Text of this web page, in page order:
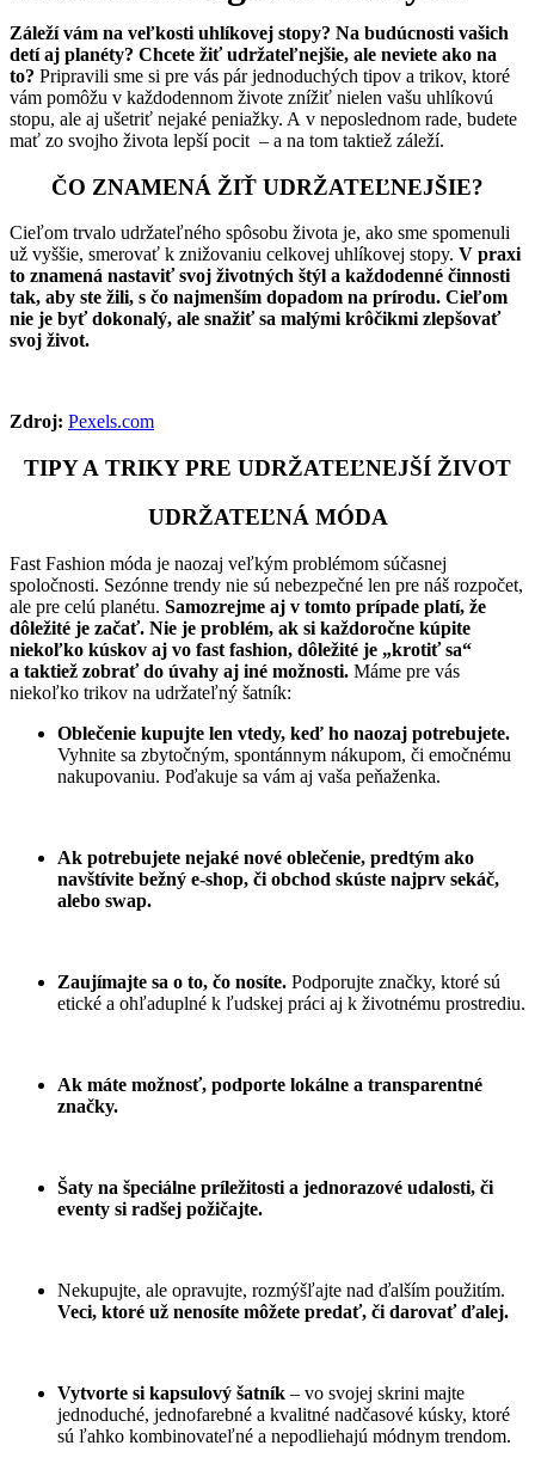
Záleží vám na veľkosti uhlíkovej stopy? Na budúcnosti vašich
detí aj planéty? Chcete žiť udržateľnejšie, ale neviete ako na
to? Pripravili sme si pre vás pár jednoduchých tipov a trikov, ktoré
vám pomôžu v každodennom živote znížiť nielen vašu uhlíkovú
stopu, ale aj ušetriť nejaké peniažky. A v neposlednom rade, budete
mať zo svojho života lepší pocit – a na tom taktiež záleží.
ČO ZNAMENÁ ŽIŤ UDRŽATEĽNEJŠIE?
Cieľom trvalo udržateľného spôsobu života je, ako sme spomenuli
už vyššie, smerovať k znižovaniu celkovej uhlíkovej stopy. V praxi
to znamená nastaviť svoj životných štýl a každodenné činnosti
tak, aby ste žili, s čo najmenším dopadom na prírodu. Cieľom
nie je byť dokonalý, ale snažiť sa malými krôčikmi zlepšovať
svoj život.
Zdroj: Pexels.com
TIPY A TRIKY PRE UDRŽATEĽNEJŠÍ ŽIVOT
UDRŽATEĽNÁ MÓDA
Fast Fashion móda je naozaj veľkým problémom súčasnej
spoločnosti. Sezónne trendy nie sú nebezpečné len pre náš rozpočet,
ale pre celú planétu. Samozrejme aj v tomto prípade platí, že
dôležité je začať. Nie je problém, ak si každoročne kúpite
niekoľko kúskov aj vo fast fashion, dôležité je „krotiť sa“
a taktiež zobrať do úvahy aj iné možnosti. Máme pre vás
niekoľko trikov na udržateľný šatník:
Oblečenie kupujte len vtedy, keď ho naozaj potrebujete.
Vyhnite sa zbytočným, spontánnym nákupom, či emočnému
nakupovaniu. Poďakuje sa vám aj vaša peňaženka.
Ak potrebujete nejaké nové oblečenie, predtým ako
navštívite bežný e-shop, či obchod skúste najprv sekáč,
alebo swap.
Zaujímajte sa o to, čo nosíte. Podporujte značky, ktoré sú
etické a ohľaduplné k ľudskej práci aj k životnému prostrediu.
Ak máte možnosť, podporte lokálne a transparentné
značky.
Šaty na špeciálne príležitosti a jednorazové udalosti, či
eventy si radšej požičajte.
Nekupujte, ale opravujte, rozmýšľajte nad ďalším použitím.
Veci, ktoré už nenosíte môžete predať, či darovať ďalej.
Vytvorte si kapsulový šatník – vo svojej skrini majte
jednoduché, jednofarebné a kvalitné nadčasové kúsky, ktoré
sú ľahko kombinovateľné a nepodliehajú módnym trendom.